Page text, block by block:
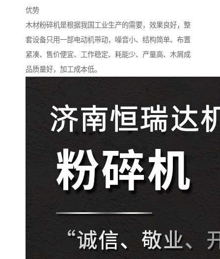
优势
木材粉碎机是根据我国工业生产的需要，效果良好，整
套设备只用一部电动机带动，噪音小、结构简单、布置
紧凑、售价便宜、工作稳定、耗能少、产量高、木屑成
品质量好，加工成本低。